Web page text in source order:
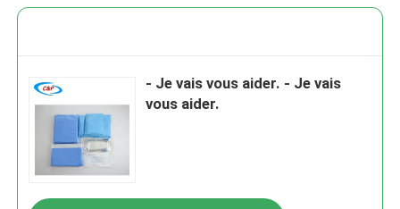
- Je vais vous aider. - Je vais
vous aider.